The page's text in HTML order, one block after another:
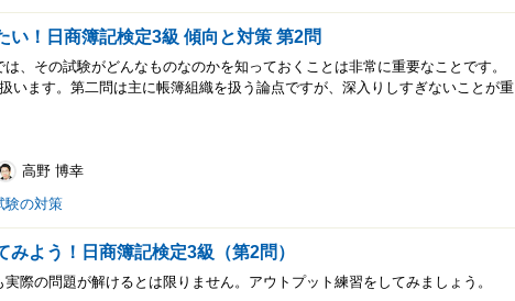
い！日商簿記検定3級 傾向と対策 第2問
、その試験がどんなものなのかを知っておくことは非常に重要なことです。
います。第二問は主に帳簿組織を扱う論点ですが、深入りしすぎないことが重
高野 博幸
験の対策
みよう！日商簿記検定3級（第2問）
際の問題が解けるとは限りません。アウトプット練習をしてみましょう。